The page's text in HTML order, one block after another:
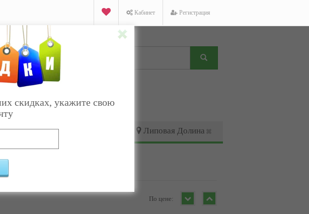
Кабинет Регистрация
Липовая Долина
По цене:
скидках, укажите свою